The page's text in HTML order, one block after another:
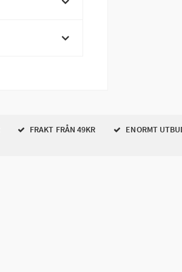
FRAKT FRÅN 49KR ENORMT